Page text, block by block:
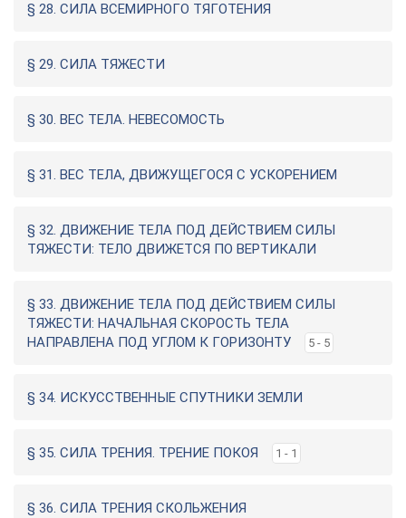
§ 28. СИЛА ВСЕМИРНОГО ТЯГОТЕНИЯ
§ 29. СИЛА ТЯЖЕСТИ
§ 30. ВЕС ТЕЛА. НЕВЕСОМОСТЬ
§ 31. ВЕС ТЕЛА, ДВИЖУЩЕГОСЯ С УСКОРЕНИЕМ
§ 32. ДВИЖЕНИЕ ТЕЛА ПОД ДЕЙСТВИЕМ СИЛЫ
ТЯЖЕСТИ: ТЕЛО ДВИЖЕТСЯ ПО ВЕРТИКАЛИ
§ 33. ДВИЖЕНИЕ ТЕЛА ПОД ДЕЙСТВИЕМ СИЛЫ
ТЯЖЕСТИ: НАЧАЛЬНАЯ СКОРОСТЬ ТЕЛА
НАПРАВЛЕНА ПОД УГЛОМ К ГОРИЗОНТУ
5 - 5
§ 34. ИСКУССТВЕННЫЕ СПУТНИКИ ЗЕМЛИ
§ 35. СИЛА ТРЕНИЯ. ТРЕНИЕ ПОКОЯ 1 - 1
§ 36. СИЛА ТРЕНИЯ СКОЛЬЖЕНИЯ